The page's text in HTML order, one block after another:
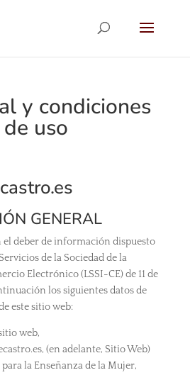
y condiciones
uso
GENERAL
deber de información dispuesto
de la Sociedad de la
Electrónico (LSSI-CE) de 11 de
los siguientes datos de
este sitio web:
web,
(en adelante, Sitio Web)
la Enseñanza de la Mujer,